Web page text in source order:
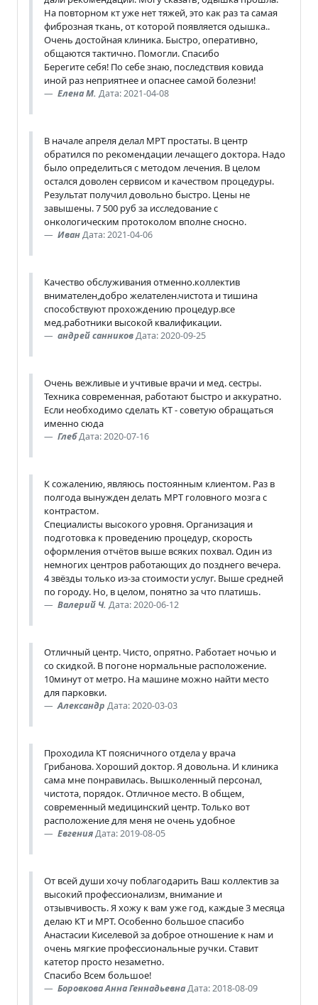
На повторном кт уже нет тяжей, это как раз та самая
фиброзная ткань, от которой появляется одышка..
Очень достойная клиника. Быстро, оперативно,
общаются тактично. Помогли. Спасибо
Берегите себя! По себе знаю, последствия ковида
иной раз неприятнее и опаснее самой болезни!
Елена М. Дата: 2021-04-08
В начале апреля делал МРТ простаты. В центр
обратился по рекомендации лечащего доктора. Надо
было определиться с методом лечения. В целом
остался доволен сервисом и качеством процедуры.
Результат получил довольно быстро. Цены не
завышены. 7 500 руб за исследование с
онкологическим протоколом вполне сносно.
ИванДата: 2021-04-06
Качество обслуживания отменно.коллектив
внимателен,добро желателен.чистота и тишина
способствуют прохождению процедур.все
мед.работники высокой квалификации.
андрей санниковДата: 2020-09-25
Очень вежливые и учтивые врачи и мед. сестры.
Техника современная, работают быстро и аккуратно.
Если необходимо сделать КТ - советую обращаться
именно сюда
ГлебДата: 2020-07-16
К сожалению, являюсь постоянным клиентом. Раз в
полгода вынужден делать МРТ головного мозга с
контрастом.
Специалисты высокого уровня. Организация и
подготовка к проведению процедур, скорость
оформления отчётов выше всяких похвал. Один из
немногих центров работающих до позднего вечера.
4 звёзды только из-за стоимости услуг. Выше средней
по городу. Но, в целом, понятно за что платишь.
Валерий Ч. Дата: 2020-06-12
Отличный центр. Чисто, опрятно. Работает ночью и
со скидкой. В погоне нормальные расположение.
10минут от метро. На машине можно найти место
для парковки.
Александр Дата: 2020-03-03
Проходила КТ поясничного отдела у врача
Грибанова. Хороший доктор. Я довольна. И клиника
сама мне понравилась. Вышколенный персонал,
чистота, порядок. Отличное место. В общем,
современный медицинский центр. Только вот
расположение для меня не очень удобное
ЕвгенияДата: 2019-08-05
От всей души хочу поблагодарить Ваш коллектив за
высокий профессионализм, внимание и
отзывчивость. Я хожу к вам уже год, каждые 3 месяца
делаю КТ и МРТ. Особенно большое спасибо
Анастасии Киселевой за доброе отношение к нам и
очень мягкие профессиональные ручки. Ставит
катетор просто незаметно.
Спасибо Всем большое!
Боровкова Анна ГеннадьевнаДата: 2018-08-09